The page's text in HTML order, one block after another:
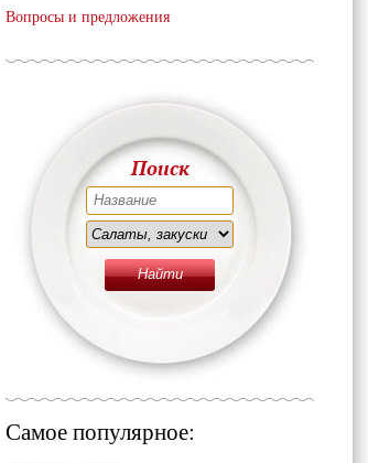
Вопросы и предложения
Поиск
Самое популярное: